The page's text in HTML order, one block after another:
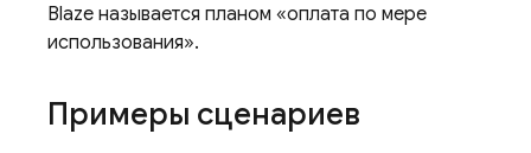
Blaze называется планом «оплата по мере
использования».
Примеры сценариев